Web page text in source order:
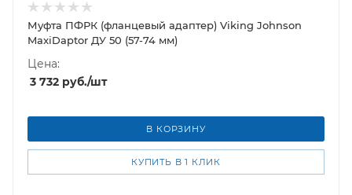
Муфта ПФРК (фланцевый адаптер) Viking Johnson
MaxiDaptor ДУ 50 (57-74 мм)
Цена:
3 732 руб./шт
В КОРЗИНУ
КУПИТЬ В 1 КЛИК